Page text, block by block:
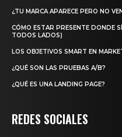
¿TU MARCA APARECE PERO NO
CÓMO ESTAR PRESENTE DONDE
TODOS LADOS)
LOS OBJETIVOS SMART EN
¿QUÉ SON LAS PRUEBAS A/B?
¿QUÉ ES UNA LANDING PAGE?
REDES SOCIALES